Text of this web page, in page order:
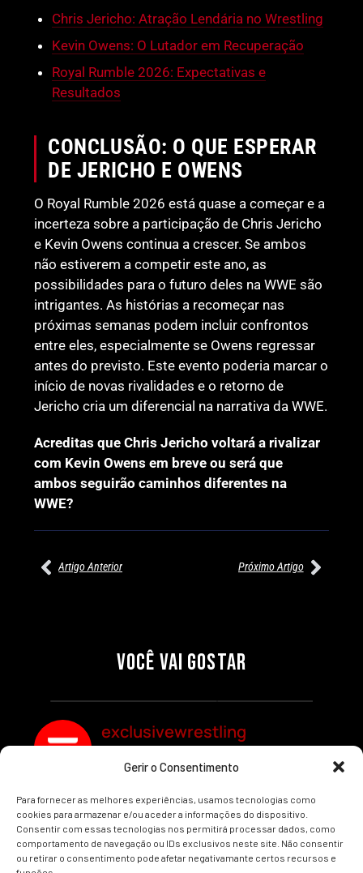
Gerir o Consentimento
Para fornecer as melhores experiências, usamos tecnologias como
cookies para armazenar e/ou aceder a informações do dispositivo.
Consentir com essas tecnologias nos permitirá processar dados, como
comportamento de navegação ou IDs exclusivos neste site. Não consentir
ou retirar o consentimento pode afetar negativamante certos recursos e
Chris Jericho: Atração Lendária no Wrestling
Kevin Owens: O Lutador em Recuperação
Royal Rumble 2026: Expectativas e
Resultados
CONCLUSÃO: O QUE ESPERAR
DE JERICHO E OWENS
O Royal Rumble 2026 está quase a começar e a
incerteza sobre a participação de Chris Jericho
e Kevin Owens continua a crescer. Se ambos
não estiverem a competir este ano, as
possibilidades para o futuro deles na WWE são
intrigantes. As histórias a recomeçar nas
próximas semanas podem incluir confrontos
entre eles, especialmente se Owens regressar
antes do previsto. Este evento poderia marcar o
início de novas rivalidades e o retorno de
Jericho cria um diferencial na narrativa da WWE.
Acreditas que Chris Jericho voltará a rivalizar
com Kevin Owens em breve ou será que
ambos seguirão caminhos diferentes na
WWE?
Artigo Anterior Próximo Artigo
VOCÊ VAI GOSTAR
SEGMENTOS A NÃO PERDER
Por exclusivewrestling
MUNDIAL FEMININO NA AEW
REDEMPTION
Por exclusivewrestling
exclusivewrestling
Ver mais Artigos